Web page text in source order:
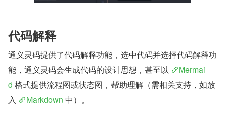
代码解释
通义灵码提供了代码解释功能，选中代码并选择代码解释功
能，通义灵码会生成代码的设计思想，甚至以
Mermai
d 格式提供流程图或状态图，帮助理解（需相关支持，如放
入
Markdown 中）。